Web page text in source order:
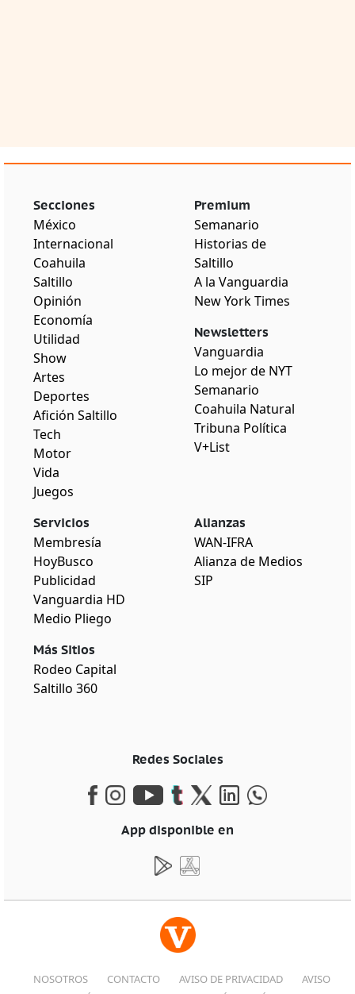
Secciones
México
Internacional
Coahuila
Saltillo
Opinión
Economía
Utilidad
Show
Artes
Deportes
Afición Saltillo
Tech
Motor
Vida
Juegos
Premium
Semanario
Historias de
Saltillo
A la Vanguardia
New York Times
Newsletters
Vanguardia
Lo mejor de NYT
Semanario
Coahuila Natural
Tribuna Política
V+List
Servicios
Membresía
HoyBusco
Publicidad
Vanguardia HD
Medio Pliego
Más Sitios
Rodeo Capital
Saltillo 360
Alianzas
WAN-IFRA
Alianza de Medios
SIP
Redes Sociales
App disponible en
NOSOTROS CONTACTO AVISO DE PRIVACIDAD
AVISO